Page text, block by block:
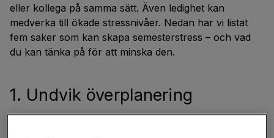
eller kollega på samma sätt. Även ledighet kan
medverka till ökade stressnivåer. Nedan har vi listat
fem saker som kan skapa semesterstress – och vad
du kan tänka på för att minska den.
1. Undvik överplanering
Att planera och organisera inför semestern kan vara